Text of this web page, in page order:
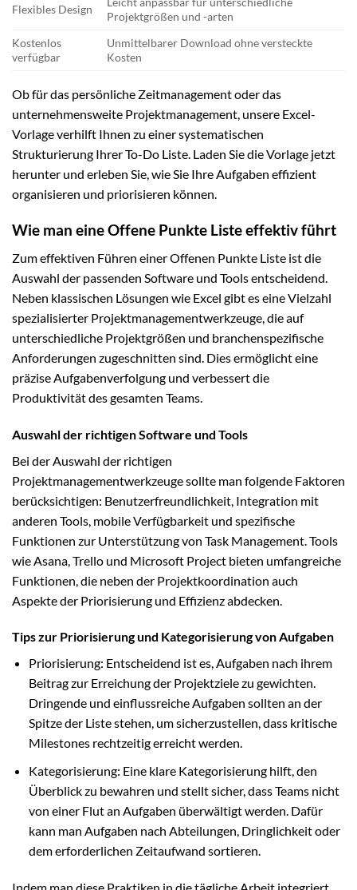
Flexibles Design
Projektgrößen und -arten
Kostenlos
verfügbar
Unmittelbarer Download ohne versteckte
Kosten
Ob für das persönliche Zeitmanagement oder das
unternehmensweite Projektmanagement, unsere Excel-
Vorlage verhilft Ihnen zu einer systematischen
Strukturierung Ihrer To-Do Liste. Laden Sie die Vorlage jetzt
herunter und erleben Sie, wie Sie Ihre Aufgaben effizient
organisieren und priorisieren können.
Wie man eine Offene Punkte Liste effektiv führt
Zum effektiven Führen einer Offenen Punkte Liste ist die
Auswahl der passenden Software und Tools entscheidend.
Neben klassischen Lösungen wie Excel gibt es eine Vielzahl
spezialisierter Projektmanagementwerkzeuge, die auf
unterschiedliche Projektgrößen und branchenspezifische
Anforderungen zugeschnitten sind. Dies ermöglicht eine
präzise Aufgabenverfolgung und verbessert die
Produktivität des gesamten Teams.
Auswahl der richtigen Software und Tools
Bei der Auswahl der richtigen
Projektmanagementwerkzeuge sollte man folgende Faktoren
berücksichtigen: Benutzerfreundlichkeit, Integration mit
anderen Tools, mobile Verfügbarkeit und spezifische
Funktionen zur Unterstützung von Task Management. Tools
wie Asana, Trello und Microsoft Project bieten umfangreiche
Funktionen, die neben der Projektkoordination auch
Aspekte der Priorisierung und Effizienz abdecken.
Tips zur Priorisierung und Kategorisierung von Aufgaben
Priorisierung: Entscheidend ist es, Aufgaben nach ihrem
Beitrag zur Erreichung der Projektziele zu gewichten.
Dringende und einflussreiche Aufgaben sollten an der
Spitze der Liste stehen, um sicherzustellen, dass kritische
Milestones rechtzeitig erreicht werden.
Kategorisierung: Eine klare Kategorisierung hilft, den
Überblick zu bewahren und stellt sicher, dass Teams nicht
von einer Flut an Aufgaben überwältigt werden. Dafür
kann man Aufgaben nach Abteilungen, Dringlichkeit oder
dem erforderlichen Zeitaufwand sortieren.